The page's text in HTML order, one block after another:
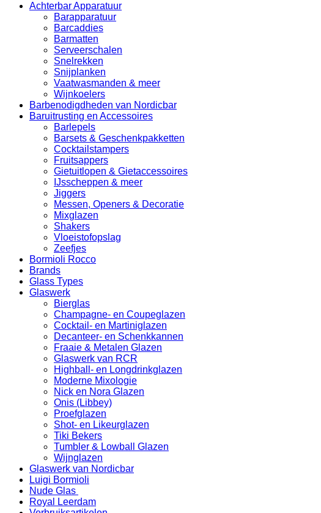
Achterbar Apparatuur
Barapparatuur
Barcaddies
Barmatten
Serveerschalen
Snelrekken
Snijplanken
Vaatwasmanden & meer
Wijnkoelers
Barbenodigdheden van Nordicbar
Baruitrusting en Accessoires
Barlepels
Barsets & Geschenkpakketten
Cocktailstampers
Fruitsappers
Gietuitlopen & Gietaccessoires
IJsscheppen & meer
Jiggers
Messen, Openers & Decoratie
Mixglazen
Shakers
Vloeistofopslag
Zeefjes
Bormioli Rocco
Brands
Glass Types
Glaswerk
Bierglas
Champagne- en Coupeglazen
Cocktail- en Martiniglazen
Decanteer- en Schenkkannen
Fraaie & Metalen Glazen
Glaswerk van RCR
Highball- en Longdrinkglazen
Moderne Mixologie
Nick en Nora Glazen
Onis (Libbey)
Proefglazen
Shot- en Likeurglazen
Tiki Bekers
Tumbler & Lowball Glazen
Wijnglazen
Glaswerk van Nordicbar
Luigi Bormioli
Nude Glas
Royal Leerdam